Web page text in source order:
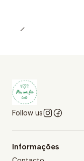
Follow us
Informações